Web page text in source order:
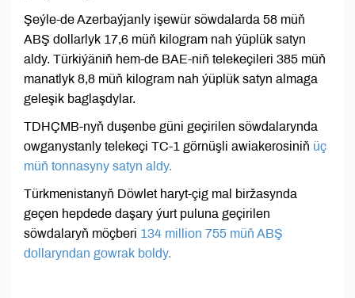
Şeýle-de Azerbaýjanly işewür söwdalarda 58 müň
ABŞ dollarlyk 17,6 müň kilogram nah ýüplük satyn
aldy. Türkiýäniň hem-de BAE-niň telekeçileri 385 müň
manatlyk 8,8 müň kilogram nah ýüplük satyn almaga
geleşik baglaşdylar.
TDHÇMB-nyň duşenbe güni geçirilen söwdalarynda
owganystanly telekeçi TC-1 görnüşli awiakerosiniň üç
müň tonnasyny satyn aldy.
Türkmenistanyň Döwlet haryt-çig mal biržasynda
geçen hepdede daşary ýurt puluna geçirilen
söwdalaryň möçberi 134 million 755 müň ABŞ
dollaryndan gowrak boldy.